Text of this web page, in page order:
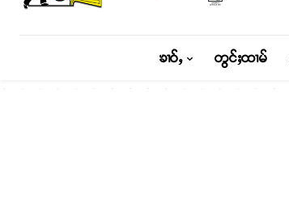
ၶၢဝ်ႇ တွင်ႈထၢမ်